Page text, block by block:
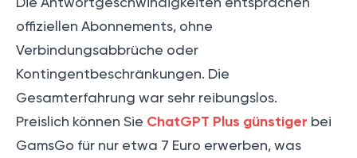
offiziellen Abonnements, ohne
Verbindungsabbrüche oder
Kontingentbeschränkungen. Die
Gesamterfahrung war sehr reibungslos.
Preislich können Sie ChatGPT Plus günstiger bei
GamsGo für nur etwa 7 Euro erwerben, was